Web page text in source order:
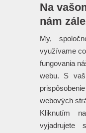
Reklamné
potlačou
Dáždniky
Tašky
Hračky
Klobúky
Na
nám
My,
využívame
fungovania
webu. S
webových
Kliknutím
vyjadrujete